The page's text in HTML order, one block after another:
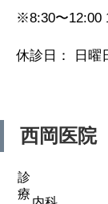
※8:30〜12:00
休診日： 日曜
西岡医院
診
療